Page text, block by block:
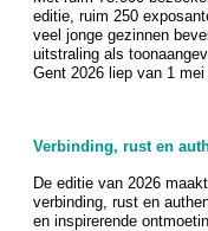
editie, ruim 250
veel jonge gezinnen
uitstraling als
Gent 2026 liep van 1 mei
Verbinding, rust en
De editie van 2026
verbinding, rust en
en inspirerende